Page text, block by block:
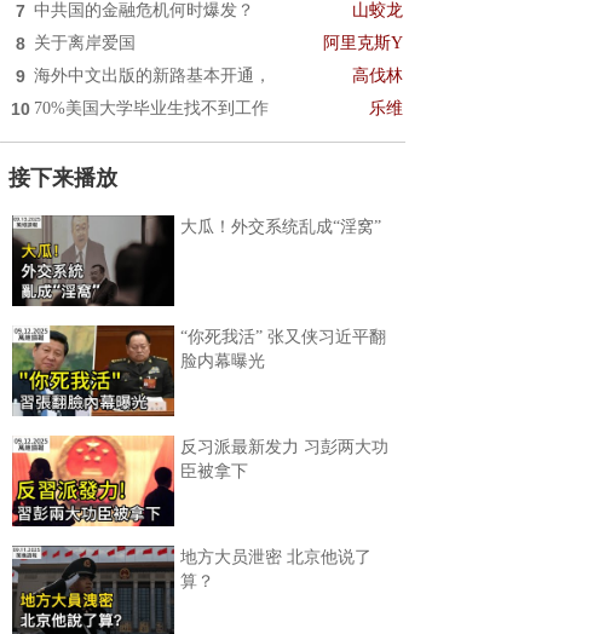
7 中共国的金融危机何时爆发？ 山蛟龙
8 关于离岸爱国 阿里克斯Y
9 海外中文出版的新路基本开通， 高伐林
10 70%美国大学毕业生找不到工作 乐维
接下来播放
大瓜！外交系统乱成“淫窝”
“你死我活” 张又侠习近平翻
脸内幕曝光
反习派最新发力 习彭两大功
臣被拿下
地方大员泄密 北京他说了
算？